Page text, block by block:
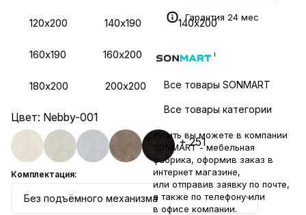
120х200 140х190 140х200
160х190 160х200 180х190
180х200 200х200
Цвет: Nebby-001
+ 251
Комплектация:
Без подъёмного механизма
Гарантия 24 мес
Все товары SONMART
Все товары категории
Купить вы можете в компании
SONMART - мебельная
фабрика, оформив заказ в
интернет магазине,
или отправив заявку по почте,
а также по телефону или
в офисе компании.